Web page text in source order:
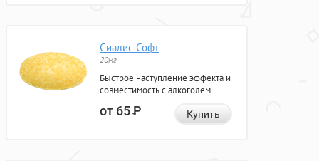
Сиалис Софт
20мг
Быстрое наступление эффекта и
совместимость с алкоголем.
от 65Р Купить